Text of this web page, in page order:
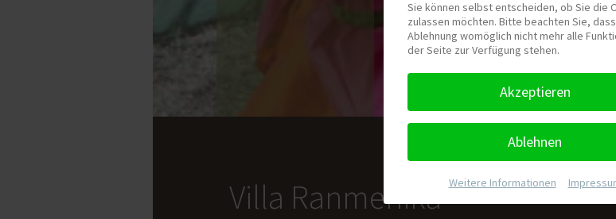
Villa Ranmenika
Sie können selbst entscheiden, ob Sie die
zulassen möchten. Bitte beachten Sie,
Ablehnung womöglich nicht mehr alle
der Seite zur Verfügung stehen.
Akzeptieren
Ablehnen
Weitere Informationen